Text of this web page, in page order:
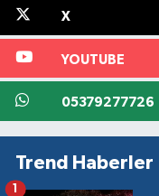
X
YOUTUBE
05379277726
Trend Haberler
1